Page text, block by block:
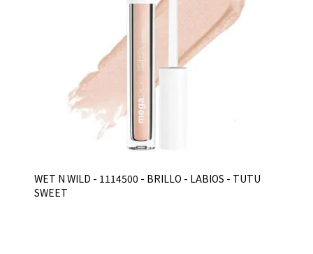
WET N WILD - 1114500 - BRILLO - LABIOS - TUTU
SWEET